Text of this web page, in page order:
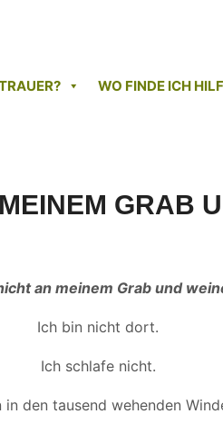
WO FINDE ICH
GRAB
an meinem Grabund
Ich bin nicht dort.
Ich schlafe nicht.
in den tausend wehenden